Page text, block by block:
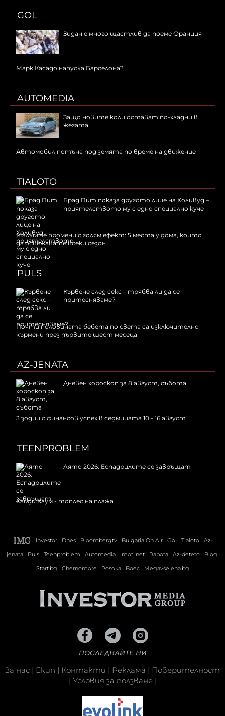
GOL
Зидан е много щастлив да поеме Франция
Марк Касадо напуска Барселона?
AUTOMEDIA
Защо новите коли остават по-хладни в
жегата
Автомобил потъна под земята по време на движение
TIALOTO
Брад Пит показа другото лице на Холивуд –
приятелството му с едно специално куче
Малките промени с голям ефект: 5 места у дома, които
да освежавате всеки сезон
PULS
Кървене след секс – трябва ли да се
притесняваме?
Почти половината бебета по света са изключително
кърмени през първите шест месеца
AZ-JENATA
Дневен хороскоп за 8 август, събота
3 зодии с финансов успех в седмицата 10 - 16 август
TEENPROBLEM
Лято 2026: Еспадрилите се завръщат
Хайди Клум - топлес на плажа
Investor Dnes Bloombergtv Bulgaria On Air Gol Tialoto
Az-
jenata
Puls Teenproblem Automedia Imoti.net Rabota Az-deteto
Blog
Start.bg
Chernomore Posoka Boec Megavselena.bg
ПОСЛЕДВАЙТЕ НИ
За нас | Екип | Контакти | Реклама | Поверителност
| Условия за ползване|